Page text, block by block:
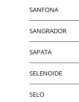
SANFONA
SANGRADOR
SAPATA
SELENOIDE
SELO